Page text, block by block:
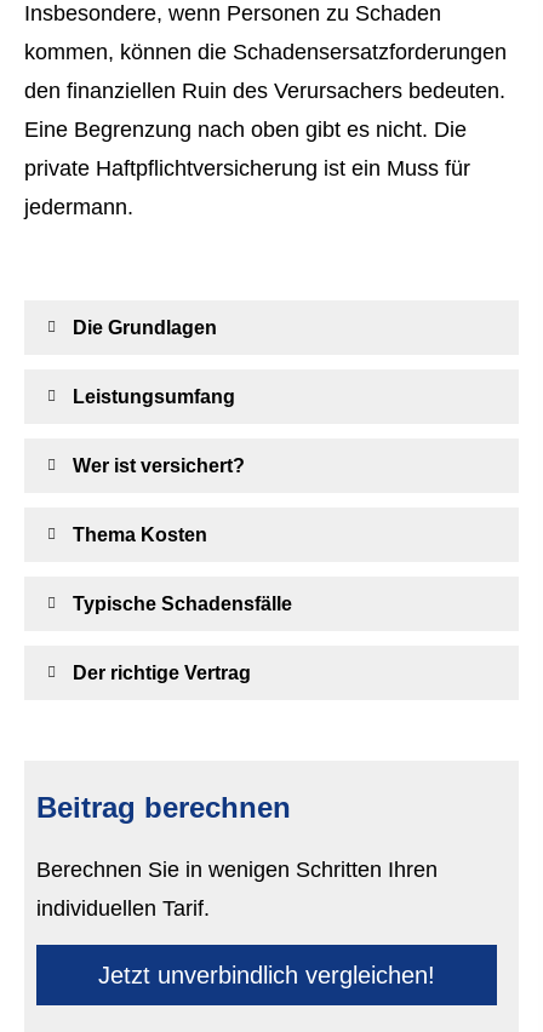
Insbesondere, wenn Per­sonen zu Schaden
kommen, können die Schadensersatzforderungen
den finanziellen Ruin des Verursachers bedeuten.
Eine Begrenzung nach oben gibt es nicht. Die
private Haft­pflichtversicherung ist ein Muss für
jedermann.
Die Grundlagen
Leistungsumfang
Wer ist versichert?
Thema Kosten
Typische Schadensfälle
Der richtige Vertrag
Beitrag berechnen
Berechnen Sie in wenigen Schritten Ihren
individuellen Tarif.
Jetzt unverbindlich ver­gleichen!